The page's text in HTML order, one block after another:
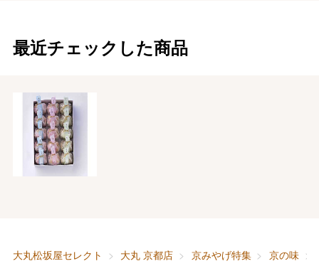
最近チェックした商品
大丸松坂屋セレクト 大丸 京都店 京みやげ特集 京の味